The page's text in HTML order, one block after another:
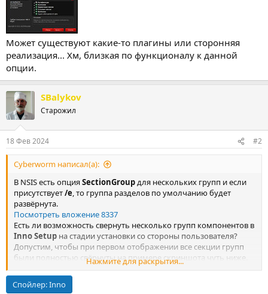
Может существуют какие-то плагины или сторонняя
реализация... Хм, близкая по функционалу к данной
опции.
SBalykov
Старожил
18 Фев 2024 #2
Cyberworm написал(а):
В NSIS есть опцияSectionGroupдля нескольких групп и если
присутствует/e, то группа разделов по умолчанию будет
развёрнута.
Посмотреть вложение 8337
Есть ли возможность свернуть несколько групп компонентов в
Inno Setup на стадии установки со стороны пользователя?
Допустим, чтобы при первом отображении все секции групп
были полностью свёрнуты на примере скриншота чуть ниже.
Посмотреть вложение 8338
Может существуют какие-то плагины или сторонняя
реализация... Хм, близкая по функционалу к данной опции.
Нажмите для раскрытия...
Спойлер:Inno